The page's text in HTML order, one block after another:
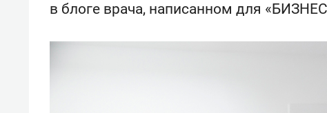
в блоге врача, написанном для